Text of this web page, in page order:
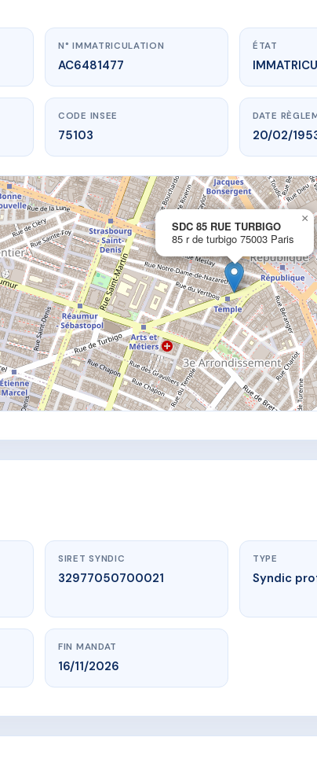
www.vme.plus/AC6481477
SDC 85 RUE TURBIGO
85 r de turbigo75003 Paris
N° IMMATRICULATION
AC6481477
ÉTAT
CODE INSEE
75103
DATE
20/02/
SDC 85 RUE TURBIGO
85 r de turbigo 75003 Paris
×
SIRET SYNDIC
32977050700021
TYPE
Syndic
FIN MANDAT
16/11/2026